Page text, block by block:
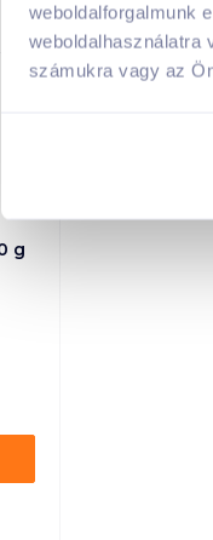
weboldalforgalmunk
weboldalhasználatra
számukra vagy az
g